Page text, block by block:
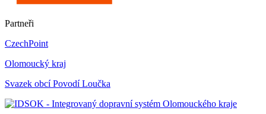
Partneři
CzechPoint
Olomoucký kraj
Svazek obcí Povodí Loučka